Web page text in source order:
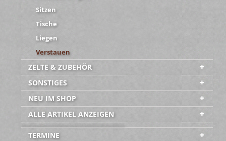
Sitzen
Tische
Liegen
Verstauen
ZELTE & ZUBEHÖR
SONSTIGES
NEU IM SHOP
ALLE ARTIKEL ANZEIGEN
-----------------------------------------
TERMINE